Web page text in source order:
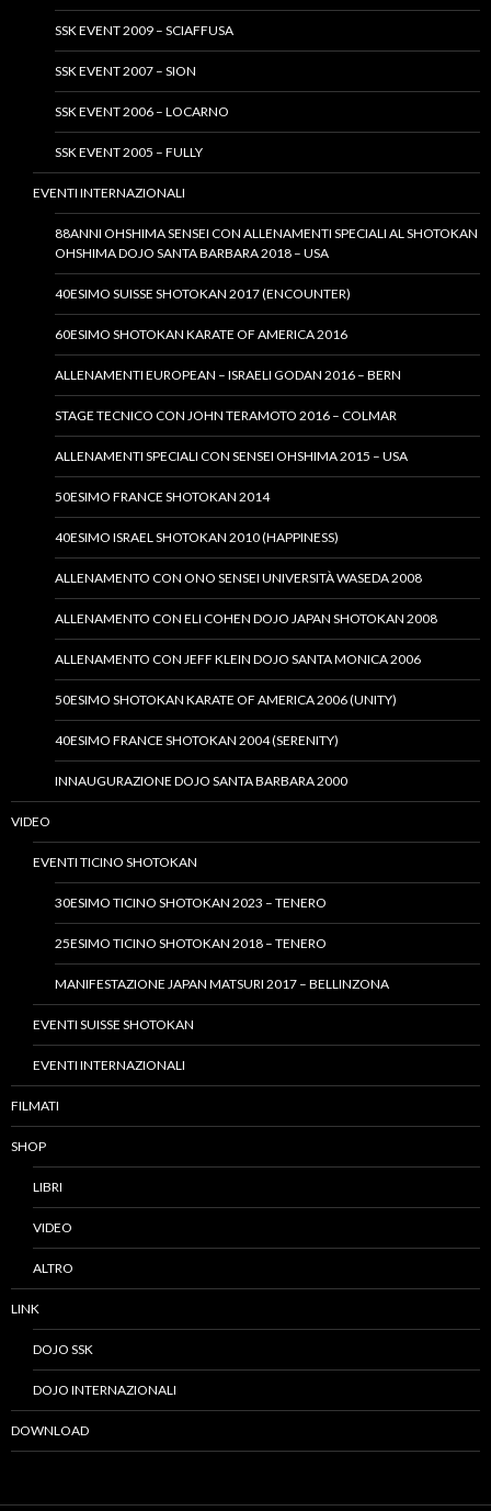
SSK EVENT 2009 – SCIAFFUSA
SSK EVENT 2007 – SION
SSK EVENT 2006 – LOCARNO
SSK EVENT 2005 – FULLY
EVENTI INTERNAZIONALI
88ANNI OHSHIMA SENSEI CON ALLENAMENTI SPECIALI AL SHOTOKAN
OHSHIMA DOJO SANTA BARBARA 2018 – USA
40ESIMO SUISSE SHOTOKAN 2017 (ENCOUNTER)
60ESIMO SHOTOKAN KARATE OF AMERICA 2016
ALLENAMENTI EUROPEAN – ISRAELI GODAN 2016 – BERN
STAGE TECNICO CON JOHN TERAMOTO 2016 – COLMAR
ALLENAMENTI SPECIALI CON SENSEI OHSHIMA 2015 – USA
50ESIMO FRANCE SHOTOKAN 2014
40ESIMO ISRAEL SHOTOKAN 2010 (HAPPINESS)
ALLENAMENTO CON ONO SENSEI UNIVERSITÀ WASEDA 2008
ALLENAMENTO CON ELI COHEN DOJO JAPAN SHOTOKAN 2008
ALLENAMENTO CON JEFF KLEIN DOJO SANTA MONICA 2006
50ESIMO SHOTOKAN KARATE OF AMERICA 2006 (UNITY)
40ESIMO FRANCE SHOTOKAN 2004 (SERENITY)
INNAUGURAZIONE DOJO SANTA BARBARA 2000
VIDEO
EVENTI TICINO SHOTOKAN
30ESIMO TICINO SHOTOKAN 2023 – TENERO
25ESIMO TICINO SHOTOKAN 2018 – TENERO
MANIFESTAZIONE JAPAN MATSURI 2017 – BELLINZONA
EVENTI SUISSE SHOTOKAN
EVENTI INTERNAZIONALI
FILMATI
SHOP
LIBRI
VIDEO
ALTRO
LINK
DOJO SSK
DOJO INTERNAZIONALI
DOWNLOAD